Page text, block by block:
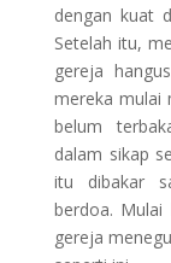
dengan kuat
Setelah itu,
gereja
mereka mulai
belum
dalam sikap
itu dibakar
berdoa.
gereja